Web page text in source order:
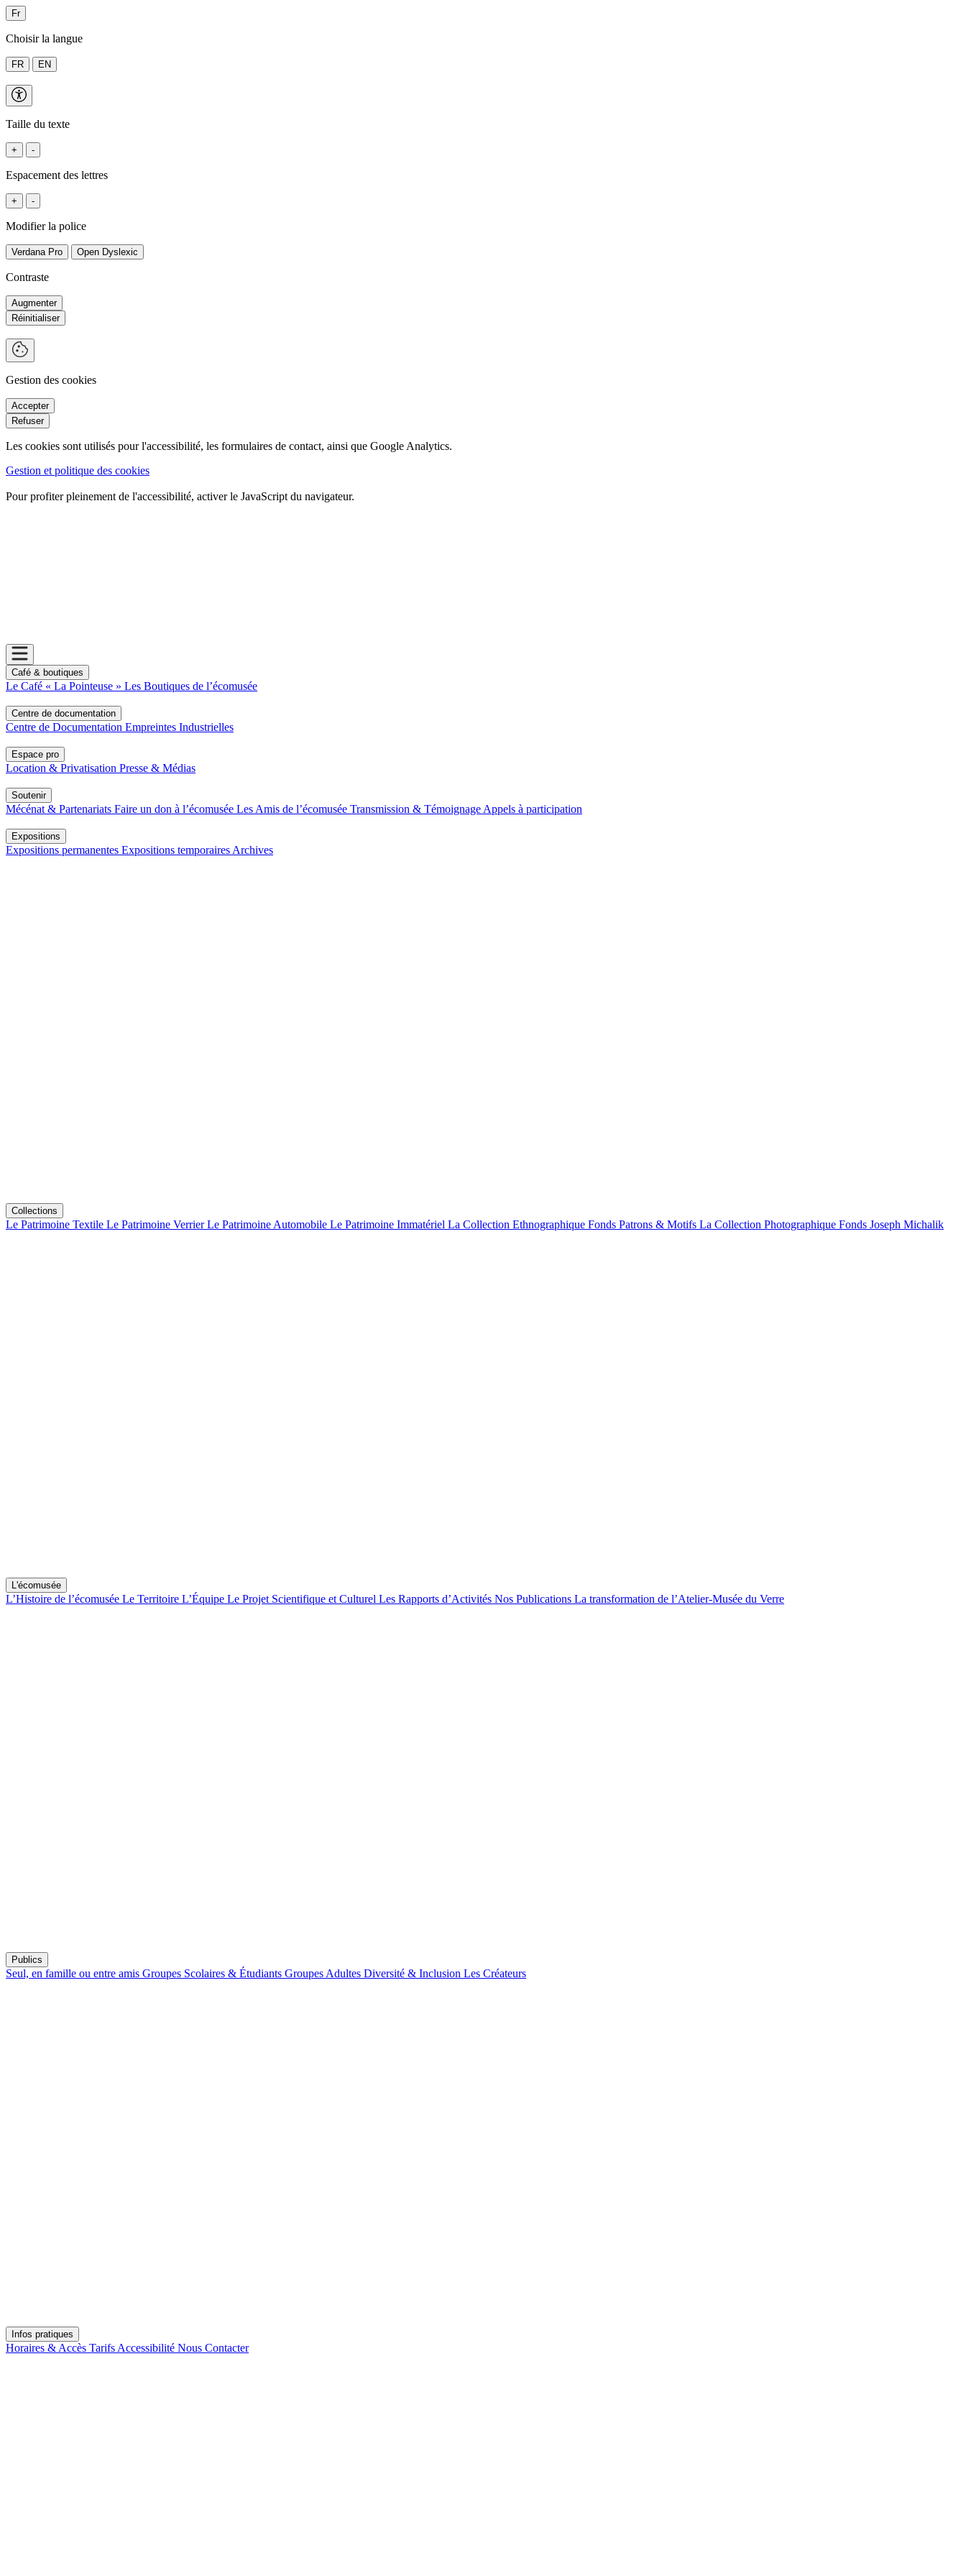
Fr
Choisir la langue
FR EN
Taille du texte
+ -
Espacement des lettres
+ -
Modifier la police
Verdana Pro Open Dyslexic
Contraste
Augmenter
Réinitialiser
Gestion des cookies
Les cookies sont utilisés pour l'accessibilité, les formulaires de contact, ainsi que Google Analytics.
Gestion et politique des cookies
Pour profiter pleinement de l'accessibilité, activer le JavaScript du navigateur.
Café & boutiques
Le Café « La Pointeuse » Les Boutiques de l’écomusée
Centre de documentation
Centre de Documentation Empreintes Industrielles
Espace pro
Location & Privatisation Presse & Médias
Soutenir
Mécénat & Partenariats Faire un don à l’écomusée Les Amis de l’écomusée Transmission & Témoignage Appels à participation
Expositions
Expositions permanentes Expositions temporaires Archives
Collections
Le Patrimoine Textile Le Patrimoine VerrierLe Patrimoine Automobile Le Patrimoine Immatériel La Collection Ethnographique Fonds Patrons & Motifs La Collection Photographique Fonds Joseph Michalik
L'écomusée
L’Histoire de l’écomusée Le Territoire L’Équipe Le Projet Scientifique et Culturel Les Rapports d’Activités Nos Publications La transformation de l’Atelier-Musée du Verre
Publics
Seul, en famille ou entre amis Groupes Scolaires & Étudiants Groupes Adultes Diversité & Inclusion Les Créateurs
Infos pratiques
Horaires & Accès Tarifs Accessibilité Nous Contacter